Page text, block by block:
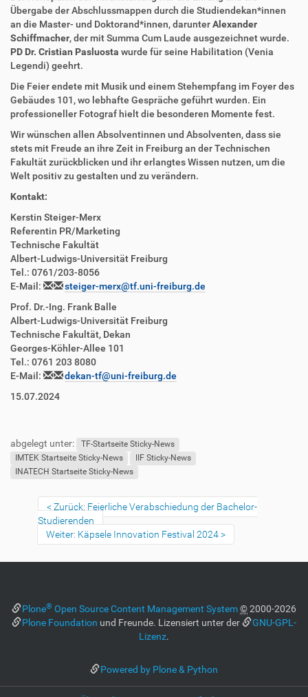
Übergabe der Abschlussmappen durch die Studiendekan*innen
an die Master- und Doktorand*innen, darunterAlexander
Schiffmacher, der mit Summa Cum Laude ausgezeichnet wurde.
PD Dr. Cristian Pasluosta wurde für seine Habilitation (Venia
Legendi) geehrt.
Die Feier endete mit Musik und einem Stehempfang im Foyer des
Gebäudes 101, wo lebhafte Gespräche geführt wurden. Ein
professioneller Fotograf hielt die besonderen Momente fest.
Wir wünschen allen Absolventinnen und Absolventen, dass sie
stets mit Freude an ihre Zeit in Freiburg an der Technischen
Fakultät zurückblicken und ihr erlangtes Wissen nutzen, um die
Welt positiv zu gestalten und zu verändern.
Kontakt:
Kerstin Steiger-Merx
Referentin PR/Marketing
Technische Fakultät
Albert-Ludwigs-Universität Freiburg
Tel.: 0761/203-8056
E-Mail:
steiger-merx@tf.uni-freiburg.de
Prof. Dr.-Ing. Frank Balle
Albert-Ludwigs-Universität Freiburg
Technische Fakultät, Dekan
Georges-Köhler-Allee 101
Tel.: 0761 203 8080
E-Mail:
dekan-tf@uni-freiburg.de
15.07.2024
abgelegt unter:
TF-Startseite Sticky-News
IMTEK Startseite Sticky-News
IIF Sticky-News
INATECH Startseite Sticky-News
Zurück: Feierliche Verabschiedung der Bachelor-
Studierenden
Weiter: Käpsele Innovation Festival 2024
Plone® Open Source Content Management System©2000-2026
Plone Foundation und Freunde. Lizensiert unter der
GNU-GPL-
Lizenz.
Powered by Plone & Python